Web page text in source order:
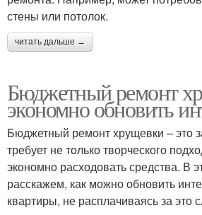
стены или потолок.
читать дальше →
Бюджетный ремонт
экономно обновить
Бюджетный ремонт хрущевки – это
требует не только творческого
экономно расходовать средства. В
расскажем, как можно обновить
квартиры, не расплачиваясь за это